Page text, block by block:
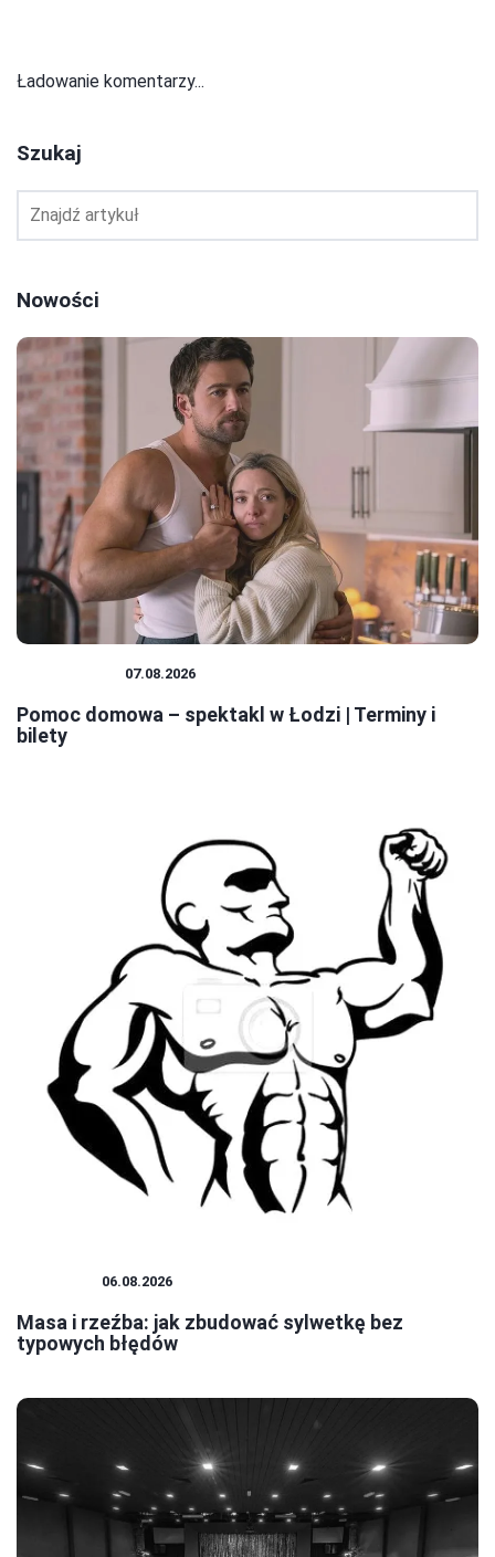
Ładowanie komentarzy...
Szukaj
Nowości
07.08.2026
Pomoc domowa – spektakl w Łodzi | Terminy i
bilety
06.08.2026
Masa i rzeźba: jak zbudować sylwetkę bez
typowych błędów